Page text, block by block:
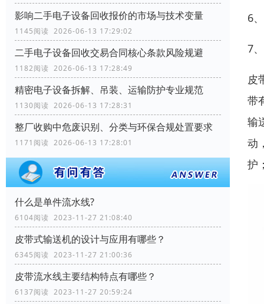
影响二手电子设备回收报价的市场与技术变量
1145阅读 2026-06-13 17:29:02
二手电子设备回收交易合同核心条款风险规避
1182阅读 2026-06-13 17:28:49
精密电子设备拆解、吊装、运输防护专业规范
1130阅读 2026-06-13 17:28:31
整厂收购中危废识别、分类与环保合规处置要求
1171阅读 2026-06-13 17:28:01
什么是单件流水线?
6104阅读 2023-11-27 21:08:40
皮带式输送机的设计与应用有哪些？
6345阅读 2023-11-27 21:00:36
皮带流水线主要结构特点有哪些？
6137阅读 2023-11-27 20:59:24
6
7
皮
带
输
动
护